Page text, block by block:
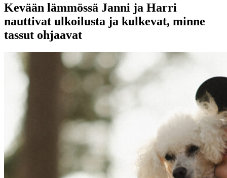
Kevään lämmössä Janni ja Harri
nauttivat ulkoilusta ja kulkevat, minne
tassut ohjaavat